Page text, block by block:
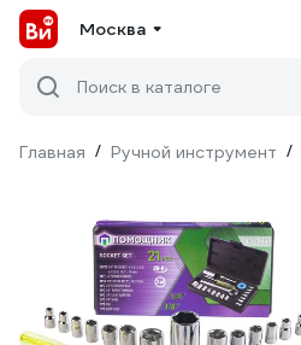
Москва
Поиск в каталоге
Главная / Ручной инструмент /